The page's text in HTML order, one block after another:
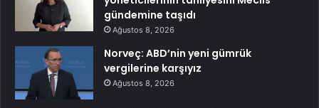
gündemine taşıdı
Ağustos 8, 2026
Norveç: ABD’nin yeni gümrük
vergilerine karşıyız
Ağustos 8, 2026